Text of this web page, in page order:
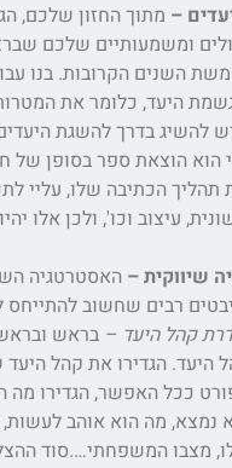
–
ומשמעותיים שלכם
השנים הקרובות. בנו
היעד, כלומר את
להשיג בדרך להשגת
הוא הוצאת ספר בסופן של
תהליך הכתיבה שלו, עליי
עיצוב וכו', ולכן אלו
שיווקית –האסטרטגיה
רבים שחשוב להתייחס
קהל היעד – בראש
היעד. הגדירו את קהל
ככל האפשר, הגדירו מה
נמצא, מה הוא אוהב
מצבו המשפחתי….סוד